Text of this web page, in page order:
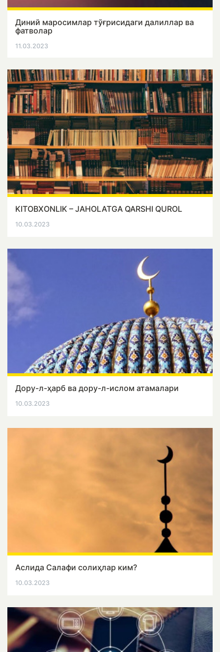
Диний маросимлар тўғрисидаги далиллар ва
фатволар
11.03.2023
KITOBXONLIK – JAHOLATGA QARSHI QUROL
10.03.2023
Дору-л-ҳарб ва дору-л-ислом атамалари
10.03.2023
Аслида Салафи солиҳлар ким?
10.03.2023